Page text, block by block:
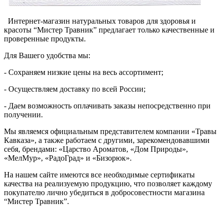
Интернет-магазин натуральных товаров для здоровья и
красоты “Мистер Травник” предлагает только качественные и
проверенные продукты.
Для Вашего удобства мы:
- Сохраняем низкие цены на весь ассортимент;
- Осуществляем доставку по всей России;
- Даем возможность оплачивать заказы непосредственно при
получении.
Мы являемся официальным представителем компании «Травы
Кавказа», а также работаем с другими, зарекомендовавшими
себя, брендами: «Царство Ароматов, «Дом Природы»,
«МелМур», «РадоГрад» и «Бизорюк».
На нашем сайте имеются все необходимые сертификаты
качества на реализуемую продукцию, что позволяет каждому
покупателю лично убедиться в добросовестности магазина
“Мистер Травник”.